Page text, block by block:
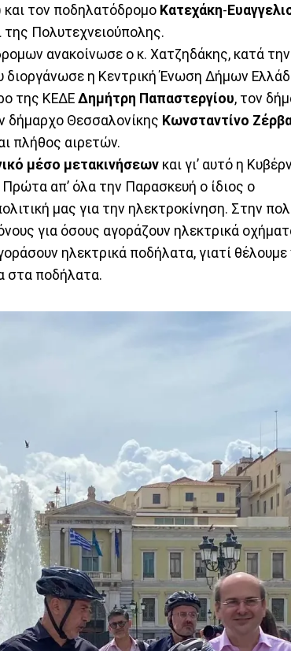
τον ποδηλατόδρομο Κατεχάκη-
Πολυτεχνειούπολης.
ανακοίνωσε ο κ. Χατζηδάκης, κατά την
διοργάνωσε η Κεντρική Ένωση Δήμων
της ΚΕΔΕ Δημήτρη Παπαστεργίου, τον
δήμαρχο Θεσσαλονίκης Κωνσταντίνο
πλήθος αιρετών.
μέσο μετακινήσεων και γι’ αυτό η
απ’ όλα την Παρασκευή ο ίδιος ο
μας για την ηλεκτροκίνηση. Στην
για όσους αγοράζουν ηλεκτρικά
ηλεκτρικά ποδήλατα, γιατί θέλουμε
στα ποδήλατα.